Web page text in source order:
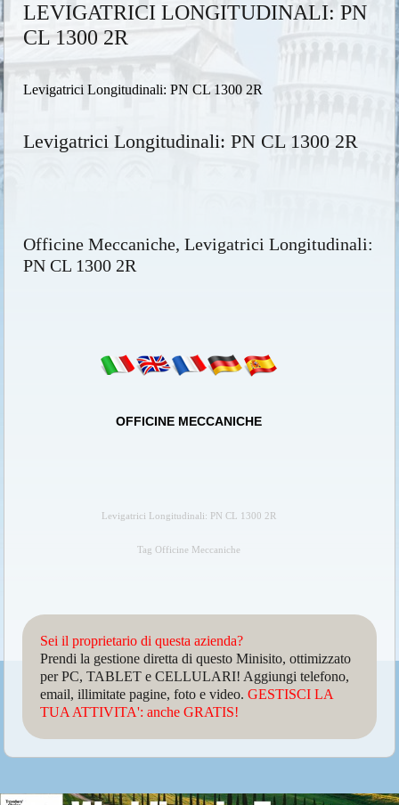
LEVIGATRICI LONGITUDINALI: PN
CL 1300 2R
Levigatrici Longitudinali: PN CL 1300 2R
Levigatrici Longitudinali: PN CL 1300 2R
Officine Meccaniche, Levigatrici Longitudinali:
PN CL 1300 2R
OFFICINE MECCANICHE
Levigatrici Longitudinali: PN CL 1300 2R
Tag Officine Meccaniche
Sei il proprietario di questa azienda?
Prendi la gestione diretta di questo Minisito, ottimizzato
per PC, TABLET e CELLULARI! Aggiungi telefono,
email, illimitate pagine, foto e video.GESTISCI LA
TUA ATTIVITA': anche GRATIS!